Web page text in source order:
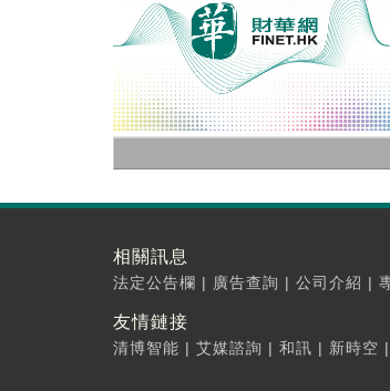
相關訊息
法定公告欄 | 廣告查詢 | 公司介紹 |
友情鏈接
清博智能 | 艾媒諮詢 | 和訊 | 新時空 |